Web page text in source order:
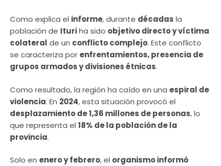
Como explica el informe, durante décadas la
población de Ituriha sido objetivo directo y víctima
colateral de un conflicto complejo. Este conflicto
se caracteriza por enfrentamientos, presencia de
grupos armados y divisiones étnicas.
Como resultado, la región ha caído en una espiral de
violencia. En 2024, esta situación provocó el
desplazamiento de 1,36 millones de personas, lo
que representa el 18% de la población de la
provincia.
Solo en enero y febrero, el organismo informó